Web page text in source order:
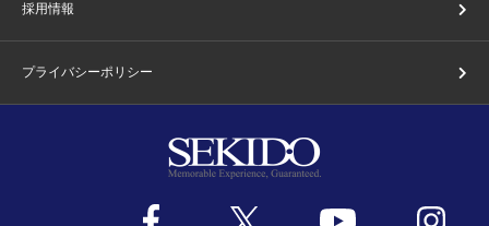
採用情報
プライバシーポリシー